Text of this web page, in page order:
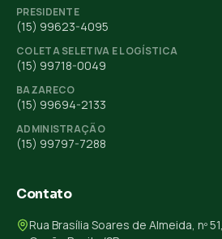
PRESIDENTE
(15) 99623-4095
COLETA SELETIVA E LOGÍSTICA
(15) 99718-0049
BAZARECO
(15) 99694-2133
ADMINISTRAÇÃO
(15) 99797-7288
Contato
Rua Brasília Soares de Almeida, nº